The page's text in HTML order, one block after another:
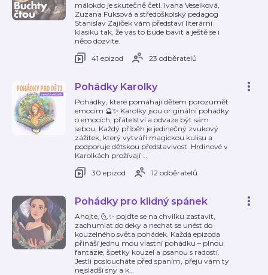
málokdo je skutečně četl. Ivana Veselková,
Zuzana Fuksová a středoškolský pedagog
Stanislav Zajíček vám představí literární
klasiku tak, že vás to bude bavit a ještě se i
něco dozvíte.
41 epizod
23 odběratelů
Pohádky Karolky
Pohádky, které pomáhají dětem porozumět
emocím 🔮✨ Karolky jsou originální pohádky
o emocích, přátelství a odvaze být sám
sebou. Každý příběh je jedinečný zvukový
zážitek, který vytváří magickou kulisu a
podporuje dětskou představivost. Hrdinové v
Karolkách prožívají …
30 epizod
12 odběratelů
Pohádky pro klidný spánek
Ahojte, 🌜✨ pojďte se na chvilku zastavit,
zachumlat do deky a nechat se unést do
kouzelného světa pohádek. Každá epizoda
přináší jednu mou vlastní pohádku – plnou
fantazie, špetky kouzel a psanou s radostí.
Jestli posloucháte před spaním, přeju vám ty
nejsladší sny a k…